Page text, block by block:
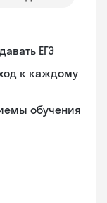
ЕГЭ
к каждому
обучения